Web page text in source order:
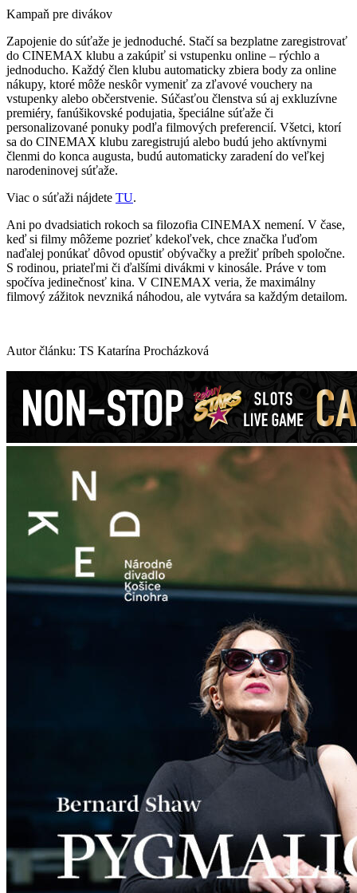
Kampaň pre divákov
Zapojenie do súťaže je jednoduché. Stačí sa bezplatne zaregistrovať
do CINEMAX klubu a zakúpiť si vstupenku online – rýchlo a
jednoducho. Každý člen klubu automaticky zbiera body za online
nákupy, ktoré môže neskôr vymeniť za zľavové vouchery na
vstupenky alebo občerstvenie. Súčasťou členstva sú aj exkluzívne
premiéry, fanúšikovské podujatia, špeciálne súťaže či
personalizované ponuky podľa filmových preferencií. Všetci, ktorí
sa do CINEMAX klubu zaregistrujú alebo budú jeho aktívnymi
členmi do konca augusta, budú automaticky zaradení do veľkej
narodeninovej súťaže.
Viac o súťaži nájdete TU.
Ani po dvadsiatich rokoch sa filozofia CINEMAX nemení. V čase,
keď si filmy môžeme pozrieť kdekoľvek, chce značka ľuďom
naďalej ponúkať dôvod opustiť obývačky a prežiť príbeh spoločne.
S rodinou, priateľmi či ďalšími divákmi v kinosále. Práve v tom
spočíva jedinečnosť kina. V CINEMAX veria, že maximálny
filmový zážitok nevzniká náhodou, ale vytvára sa každým detailom.
Autor článku: TS Katarína Procházková